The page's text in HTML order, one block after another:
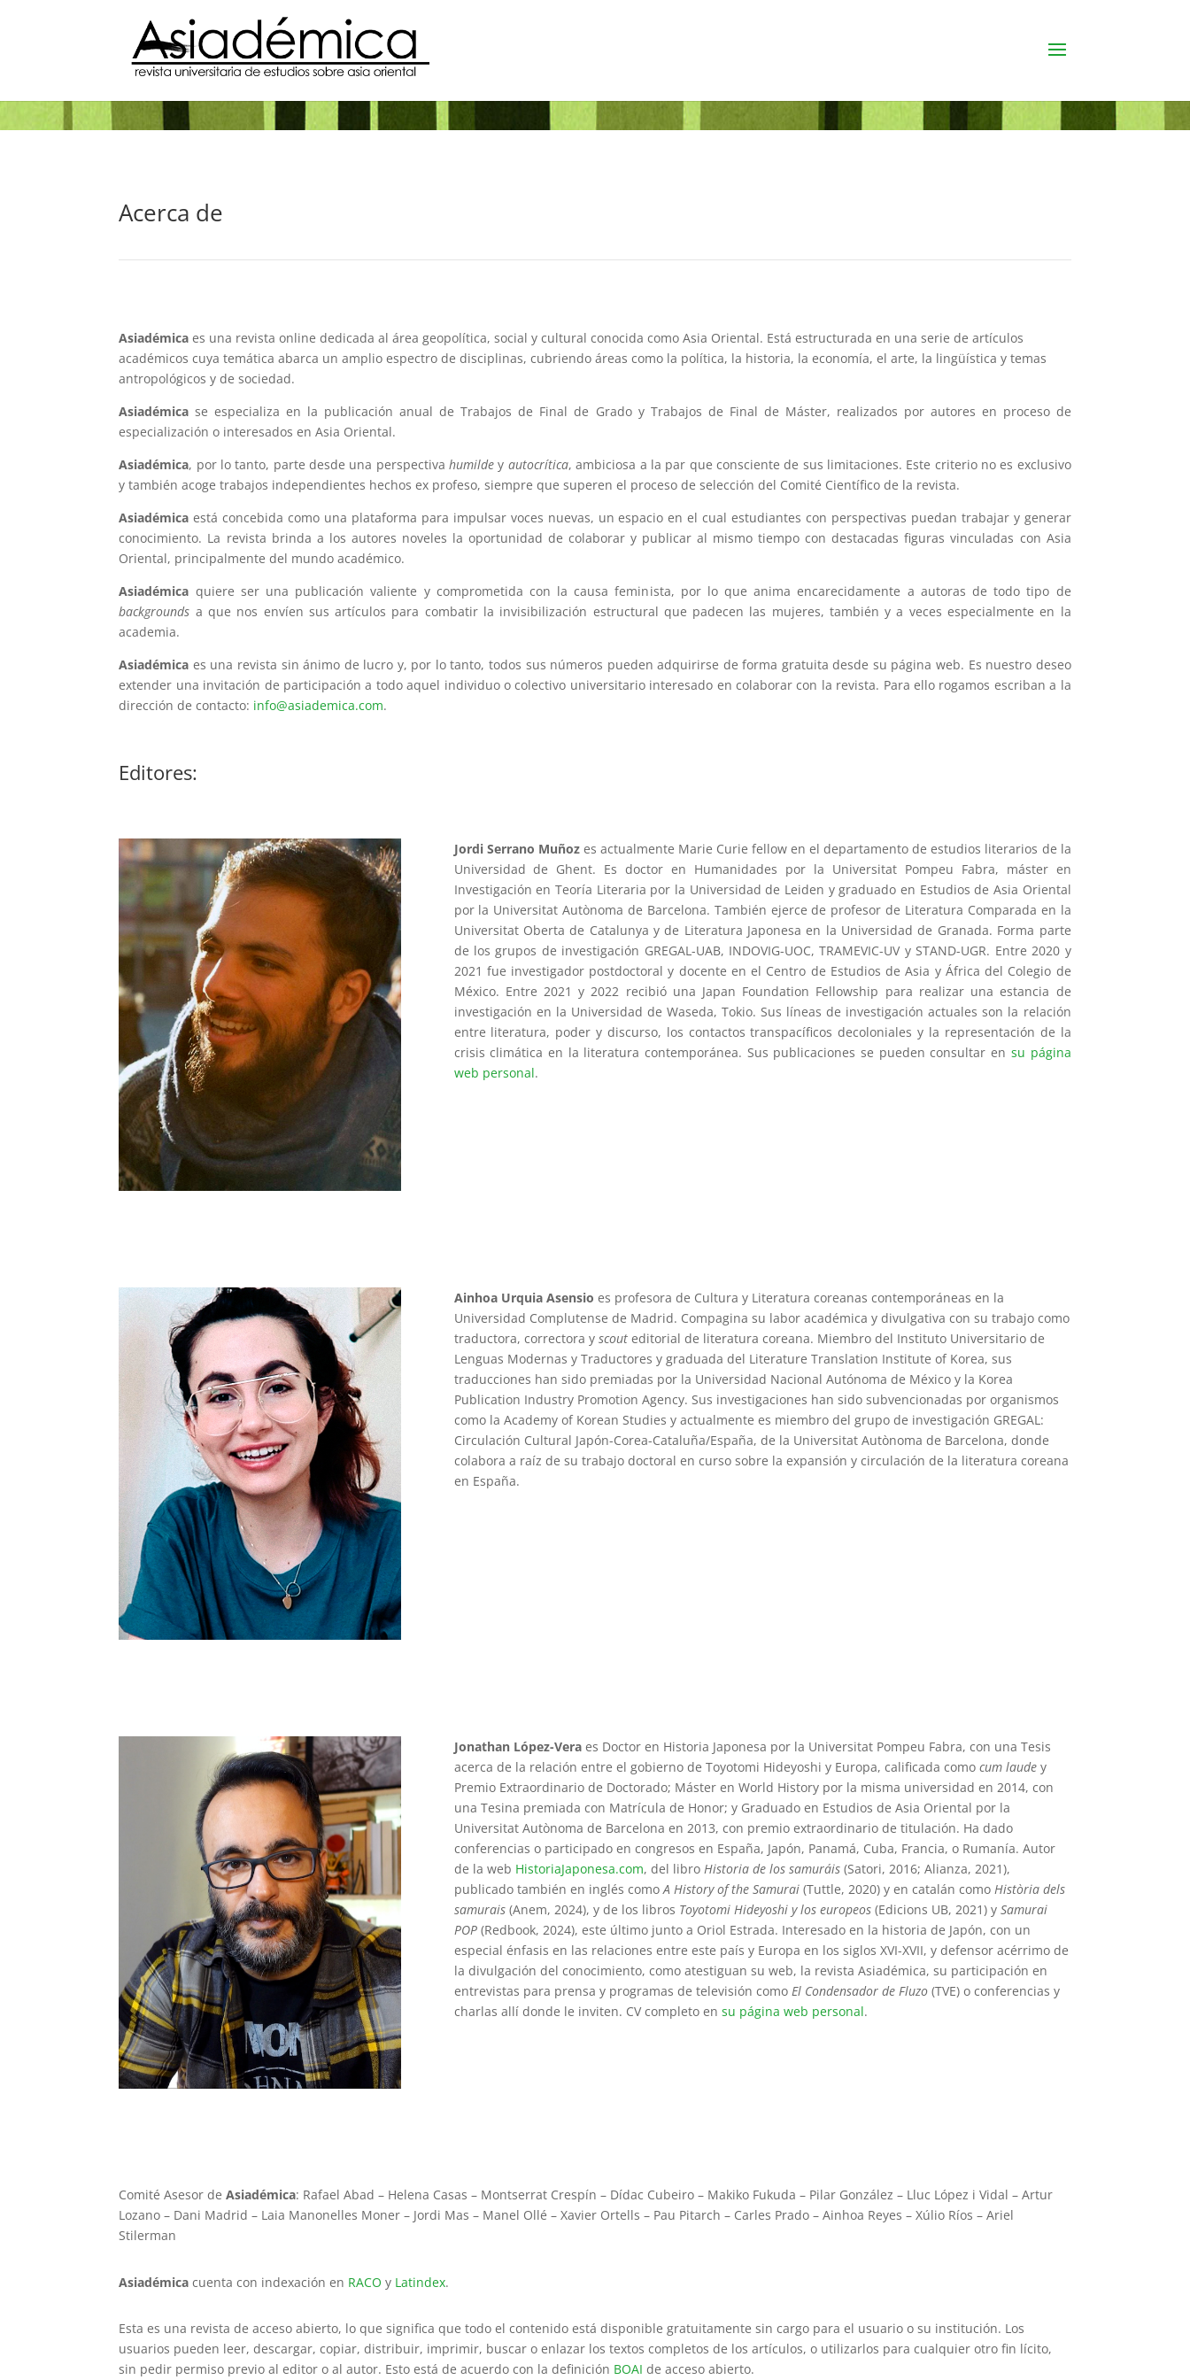
Acerca de
Asiadémica es una revista online dedicada al área geopolítica, social y cultural conocida como Asia Oriental. Está estructurada en una serie de artículos
académicos cuya temática abarca un amplio espectro de disciplinas, cubriendo áreas como la política, la historia, la economía, el arte, la lingüística y temas
antropológicos y de sociedad.
Asiadémica se especializa en la publicación anual de Trabajos de Final de Grado y Trabajos de Final de Máster, realizados por autores en proceso de
especialización o interesados en Asia Oriental.
Asiadémica, por lo tanto, parte desde una perspectivahumilde y autocrítica, ambiciosa a la par que consciente de sus limitaciones. Este criterio no es exclusivo
y también acoge trabajos independientes hechos ex profeso, siempre que superen el proceso de selección del Comité Científico de la revista.
Asiadémica está concebida como una plataforma para impulsar voces nuevas, un espacio en el cual estudiantes con perspectivas puedan trabajar y generar
conocimiento. La revista brinda a los autores noveles la oportunidad de colaborar y publicar al mismo tiempo con destacadas figuras vinculadas con Asia
Oriental, principalmente del mundo académico.
Asiadémica quiere ser una publicación valiente y comprometida con la causa feminista, por lo que anima encarecidamente a autoras de todo tipo de
backgrounds a que nos envíen sus artículos para combatir la invisibilización estructural que padecen las mujeres, también y a veces especialmente en la
academia.
Asiadémica es una revista sin ánimo de lucro y, por lo tanto, todos sus números pueden adquirirse de forma gratuita desde su página web. Es nuestro deseo
extender una invitación de participación a todo aquel individuo o colectivo universitario interesado en colaborar con la revista. Para ello rogamos escriban a la
dirección de contacto: info@asiademica.com.
Editores:
Jordi Serrano Muñozes actualmente Marie Curie fellow en el departamento de estudios literarios de la
Universidad de Ghent. Es doctor en Humanidades por la Universitat Pompeu Fabra, máster en
Investigación en Teoría Literaria por la Universidad de Leiden y graduado en Estudios de Asia Oriental
por la Universitat Autònoma de Barcelona. También ejerce de profesor de Literatura Comparada en la
Universitat Oberta de Catalunya y de Literatura Japonesa en la Universidad de Granada. Forma parte
de los grupos de investigación GREGAL-UAB, INDOVIG-UOC, TRAMEVIC-UV y STAND-UGR. Entre 2020 y
2021 fue investigador postdoctoral y docente en el Centro de Estudios de Asia y África del Colegio de
México. Entre 2021 y 2022 recibió una Japan Foundation Fellowship para realizar una estancia de
investigación en la Universidad de Waseda, Tokio. Sus líneas de investigación actuales son la relación
entre literatura, poder y discurso, los contactos transpacíficos decoloniales y la representación de la
crisis climática en la literatura contemporánea. Sus publicaciones se pueden consultar en su página
web personal.
Ainhoa Urquia Asensio es profesora de Cultura y Literatura coreanas contemporáneas en la
Universidad Complutense de Madrid. Compagina su labor académica y divulgativa con su trabajo como
traductora, correctora y scouteditorial de literatura coreana. Miembro del Instituto Universitario de
Lenguas Modernas y Traductores y graduada del Literature Translation Institute of Korea, sus
traducciones han sido premiadas por la Universidad Nacional Autónoma de México y la Korea
Publication Industry Promotion Agency. Sus investigaciones han sido subvencionadas por organismos
como la Academy of Korean Studies y actualmente es miembro del grupo de investigación GREGAL:
Circulación Cultural Japón-Corea-Cataluña/España, de la Universitat Autònoma de Barcelona, donde
colabora a raíz de su trabajo doctoral en curso sobre la expansión y circulación de la literatura coreana
en España.
Jonathan López-Veraes Doctor en Historia Japonesa por la Universitat Pompeu Fabra, con una Tesis
acerca de la relación entre el gobierno de Toyotomi Hideyoshi y Europa, calificada como cum laudey
Premio Extraordinario de Doctorado; Máster en World History por la misma universidad en 2014, con
una Tesina premiada con Matrícula de Honor; y Graduado en Estudios de Asia Oriental por la
Universitat Autònoma de Barcelona en 2013, con premio extraordinario de titulación. Ha dado
conferencias o participado en congresos en España, Japón, Panamá, Cuba, Francia, o Rumanía. Autor
de la web HistoriaJaponesa.com, del libro Historia de los samuráis(Satori, 2016; Alianza, 2021),
publicado también en inglés como A History of the Samurai(Tuttle, 2020) y en catalán como Història dels
samurais(Anem, 2024), y de los libros Toyotomi Hideyoshi y los europeos(Edicions UB, 2021) y Samurai
POP(Redbook, 2024), este último junto a Oriol Estrada. Interesado en la historia de Japón, con un
especial énfasis en las relaciones entre este país y Europa en los siglos XVI-XVII, y defensor acérrimo de
la divulgación del conocimiento, como atestiguan su web, la revista Asiadémica, su participación en
entrevistas para prensa y programas de televisión como El Condensador de Fluzo(TVE) o conferencias y
charlas allí donde le inviten. CV completo en su página web personal.
Comité Asesor deAsiadémica: Rafael Abad – Helena Casas – Montserrat Crespín – Dídac Cubeiro – Makiko Fukuda – Pilar González – Lluc López i Vidal – Artur
Lozano – Dani Madrid – Laia Manonelles Moner – Jordi Mas – Manel Ollé – Xavier Ortells – Pau Pitarch – Carles Prado – Ainhoa Reyes – Xúlio Ríos – Ariel
Stilerman
Asiadémica cuenta con indexación en RACO y Latindex.
Esta es una revista de acceso abierto, lo que significa que todo el contenido está disponible gratuitamente sin cargo para el usuario o su institución. Los
usuarios pueden leer, descargar, copiar, distribuir, imprimir, buscar o enlazar los textos completos de los artículos, o utilizarlos para cualquier otro fin lícito,
sin pedir permiso previo al editor o al autor. Esto está de acuerdo con la definición BOAI de acceso abierto.